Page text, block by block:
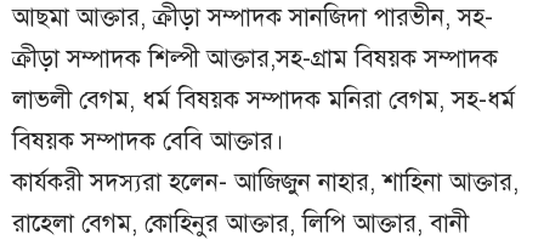
আছমা আক্তার, ক্রীড়া সম্পাদক সানজিদা পারভীন, সহ-
ক্রীড়া সম্পাদক শিল্পী আক্তার,সহ-গ্রাম বিষয়ক সম্পাদক
লাভলী বেগম, ধর্ম বিষয়ক সম্পাদক মনিরা বেগম, সহ-ধর্ম
বিষয়ক সম্পাদক বেবি আক্তার।
কার্যকরী সদস্যরা হলেন- আজিজুন নাহার, শাহিনা আক্তার,
রাহেলা বেগম, কোহিনুর আক্তার, লিপি আক্তার, বানী